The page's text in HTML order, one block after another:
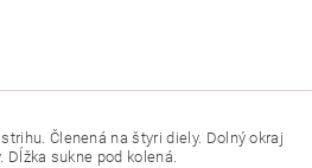
Členená na štyri diely. Dolný okraj
Dĺžka sukne pod kolená.